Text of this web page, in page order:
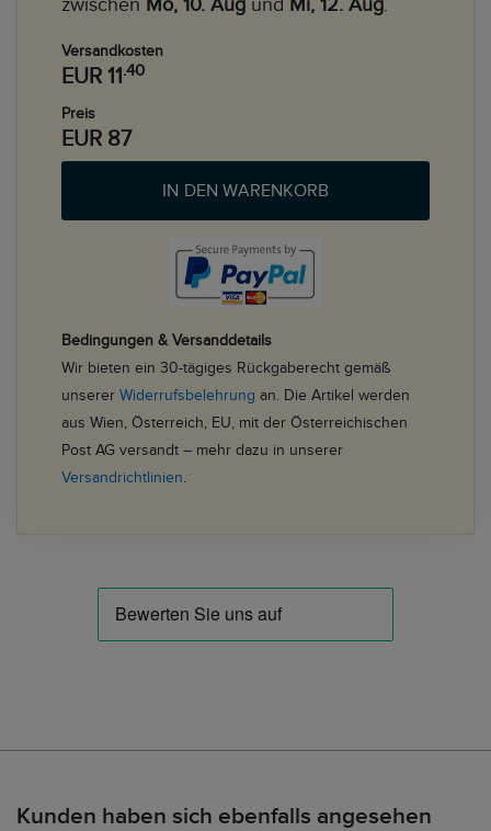
zwischen Mo, 10. Aug und Mi, 12. Aug.
Versandkosten
EUR 11.40
Preis
EUR 87
IN DEN WARENKORB
Bedingungen & Versanddetails
Wir bieten ein 30-tägiges Rückgaberecht gemäß
unserer Widerrufsbelehrung an. Die Artikel werden
aus Wien, Österreich, EU, mit der Österreichischen
Post AG versandt – mehr dazu in unserer
Versandrichtlinien.
Kunden haben sich ebenfalls angesehen